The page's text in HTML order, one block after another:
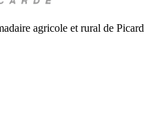
agricole et rural de